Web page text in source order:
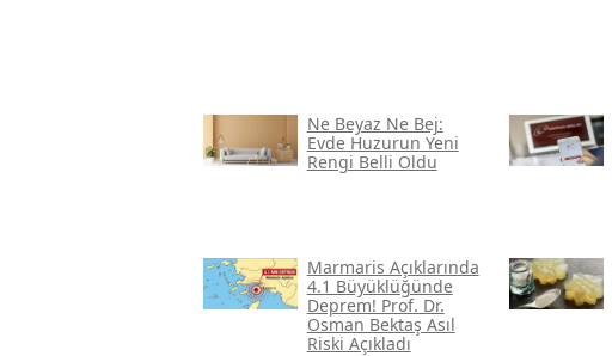
Ne Beyaz Ne Bej:
Evde Huzurun Yeni
Rengi Belli Oldu
Marmaris Açıklarında
4.1 Büyüklüğünde
Deprem! Prof. Dr.
Osman Bektaş Asıl
Riski Açıkladı